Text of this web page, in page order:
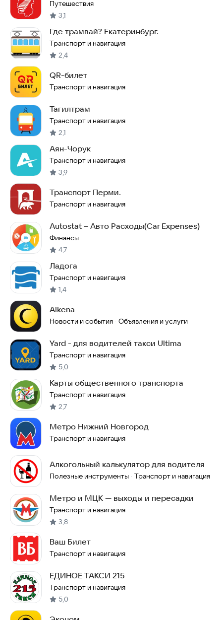
Путешествия
3,1
Где трамвай? Екатеринбург.
Транспорт и навигация
2,4
QR-билет
Транспорт и навигация
Тагилтрам
Транспорт и навигация
2,1
Аян-Чорук
Транспорт и навигация
3,9
Транспорт Перми.
Транспорт и навигация
Autostat – Авто Расходы(Car Expenses)
Финансы
4,7
Ладога
Транспорт и навигация
1,4
Aikena
Новости и события · Объявления и услуги
Yard - для водителей такси Ultima
Транспорт и навигация
5,0
Карты общественного транспорта
Транспорт и навигация
2,7
Метро Нижний Новгород
Транспорт и навигация
Алкогольный калькулятор для водителя
Полезные инструменты · Транспорт и навигация
Метро и МЦК — выходы и пересадки
Транспорт и навигация
3,8
Ваш Билет
Транспорт и навигация
ЕДИНОЕ ТАКСИ 215
Транспорт и навигация
5,0